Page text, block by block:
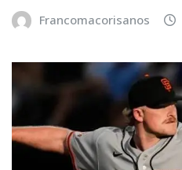
Francomacorisanos